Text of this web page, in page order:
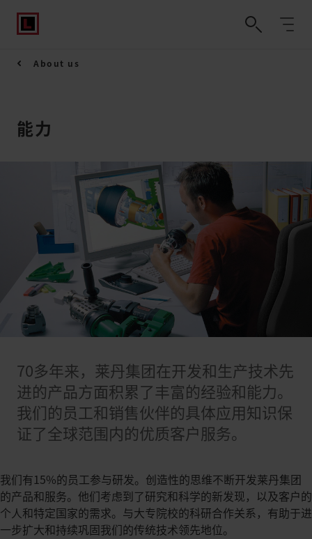
About us
能力
70多年来，莱丹集团在开发和生产技术先
进的产品方面积累了丰富的经验和能力。
我们的员工和销售伙伴的具体应用知识保
证了全球范围内的优质客户服务。
我们有15%的员工参与研发。创造性的思维不断开发莱丹集团
的产品和服务。他们考虑到了研究和科学的新发现，以及客户的
个人和特定国家的需求。与大专院校的科研合作关系，有助于进
一步扩大和持续巩固我们的传统技术领先地位。